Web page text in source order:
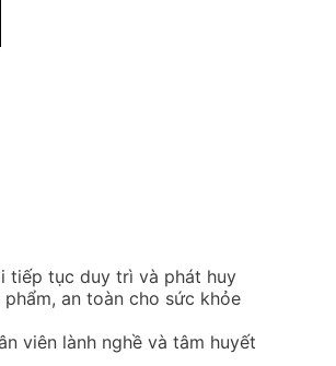
tiếp tục duy trì và phát huy
an toàn cho sức khỏe
viên lành nghề và tâm huyết